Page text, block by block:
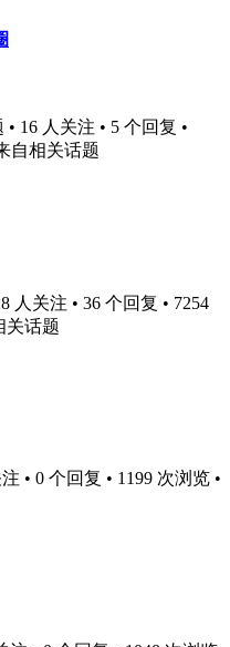
• 16 人关注 • 5 个回复 •
自相关话题
人关注 • 36 个回复 • 7254
关话题
• 0 个回复 • 1199 次浏览 •